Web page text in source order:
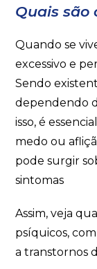
Quais são
Quando se
excessivo e
Sendo
dependendo
isso, é
medo ou
pode surgir
sintomas
Assim, veja
psíquicos,
a transtornos